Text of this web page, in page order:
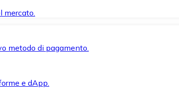
mercato.
metodo di pagamento.
e dApp.